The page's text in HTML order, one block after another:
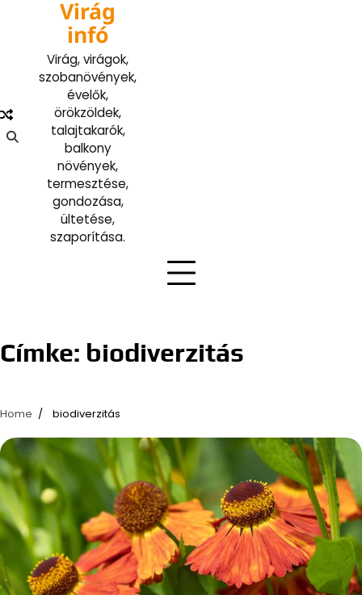
Virág
infó
Virág, virágok,
szobanövények,
évelők,
örökzöldek,
talajtakarók,
balkony
növények,
termesztése,
gondozása,
ültetése,
szaporítása.
Címke: biodiverzitás
Home biodiverzitás